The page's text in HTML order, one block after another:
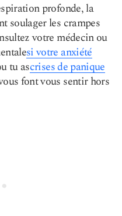
profonde, la
soulager les crampes
votre médecin ou
si votre anxiété
tu ascrises de panique
font vous sentir hors